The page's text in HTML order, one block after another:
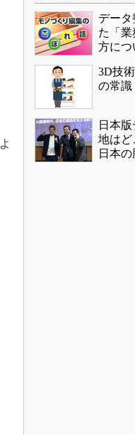
デー
た「業
方につ
3D技
の常識
日本
地は
日本